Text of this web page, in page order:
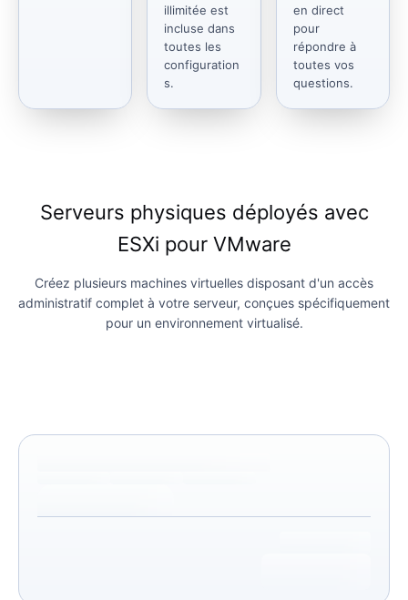
illimitée est
incluse dans
toutes les
configuration
s.
en direct
pour
répondre à
toutes vos
questions.
Serveurs physiques déployés avec
ESXi pour VMware
Créez plusieurs machines virtuelles disposant d'un accès
administratif complet à votre serveur, conçues spécifiquement
pour un environnement virtualisé.